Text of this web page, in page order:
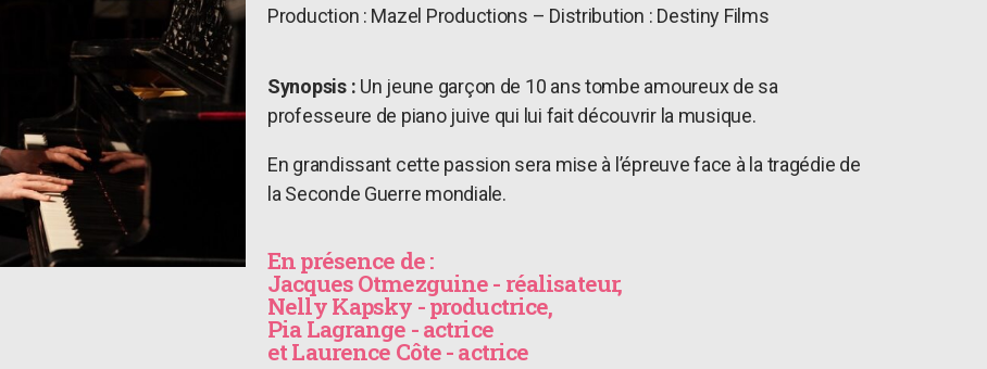
Production : Mazel Productions – Distribution : Destiny Films
Synopsis : Un jeune garçon de 10 ans tombe amoureux de sa
professeure de piano juive qui lui fait découvrir la musique.
En grandissant cette passion sera mise à l’épreuve face à la tragédie de
la Seconde Guerre mondiale.
En présence de :
Jacques Otmezguine - réalisateur,
Nelly Kapsky - productrice,
Pia Lagrange - actrice
et Laurence Côte - actrice